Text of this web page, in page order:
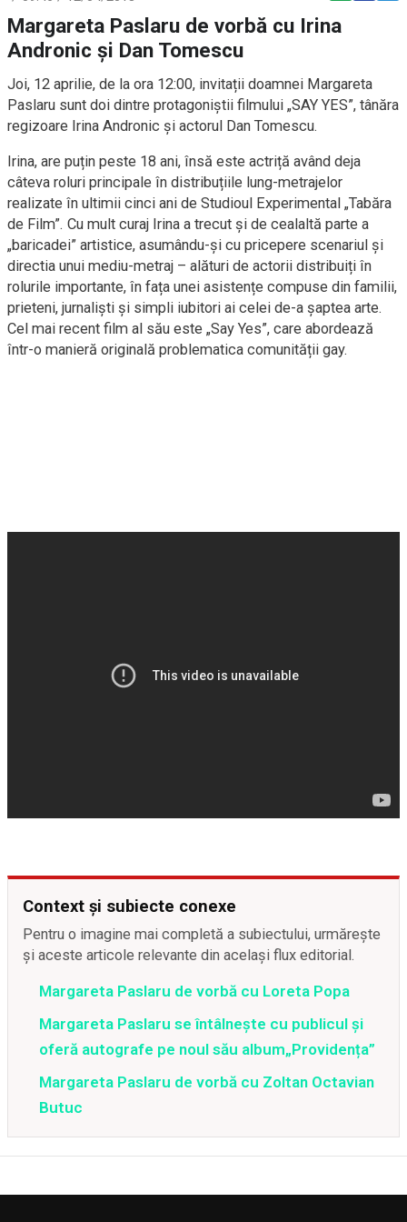
Margareta Paslaru de vorbă cu Irina
Andronic și Dan Tomescu
Joi, 12 aprilie, de la ora 12:00, invitații doamnei Margareta
Paslaru sunt doi dintre protagoniștii filmului „SAY YES”, tânăra
regizoare Irina Andronic și actorul Dan Tomescu.
Irina, are puțin peste 18 ani, însă este actriță având deja
câteva roluri principale în distribuțiile lung-metrajelor
realizate în ultimii cinci ani de Studioul Experimental „Tabăra
de Film”. Cu mult curaj Irina a trecut și de cealaltă parte a
„baricadei” artistice, asumându-și cu pricepere scenariul și
directia unui mediu-metraj – alături de actorii distribuiți în
rolurile importante, în fața unei asistențe compuse din familii,
prieteni, jurnaliști și simpli iubitori ai celei de-a șaptea arte.
Cel mai recent film al său este „Say Yes”, care abordează
într-o manieră originală problematica comunității gay.
Context și subiecte conexe
Pentru o imagine mai completă a subiectului, urmărește
și aceste articole relevante din același flux editorial.
Margareta Paslaru de vorbă cu Loreta Popa
Margareta Paslaru se întâlnește cu publicul și
oferă autografe pe noul său album„Providența”
Margareta Paslaru de vorbă cu Zoltan Octavian
Butuc